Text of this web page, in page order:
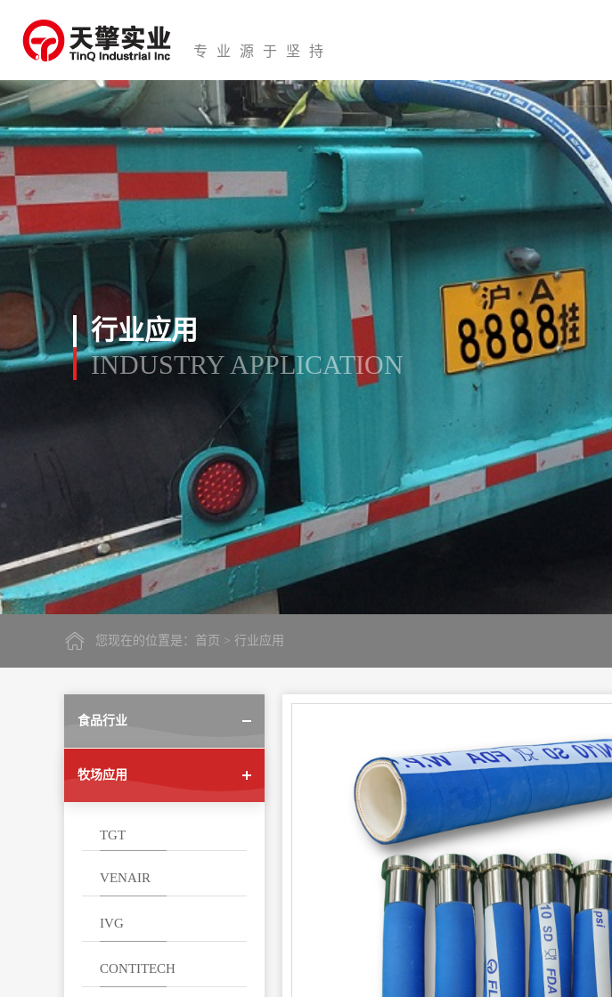
专业源于坚持
行业应用
INDUSTRY APPLICATION
您现在的位置是： 首页 > 行业应用
食品行业
牧场应用
TGT
VENAIR
IVG
CONTITECH